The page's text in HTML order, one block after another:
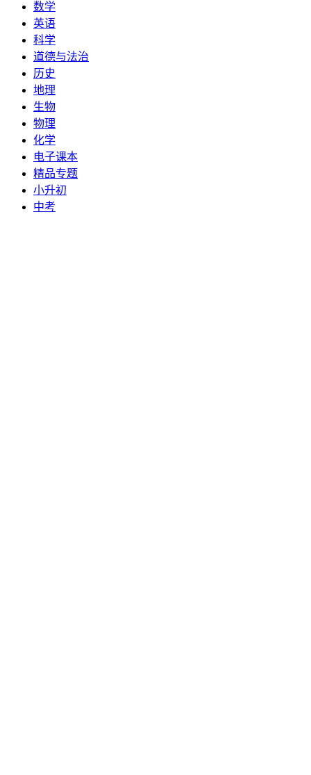
数学
英语
科学
道德与法治
历史
地理
生物
物理
化学
电子课本
精品专题
小升初
中考